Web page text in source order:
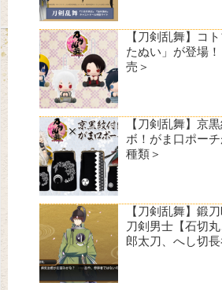
【刀剣乱舞】コ
たぬい」が登場
売＞
【刀剣乱舞】京
ボ！がま口ポー
種類＞
【刀剣乱舞】鍛
刀剣男士【石切
郎太刀、へし切長